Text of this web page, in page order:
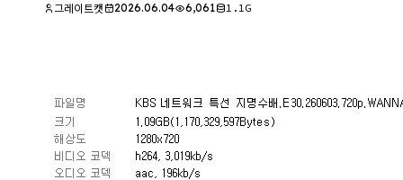
그레이트캣 2026.06.04 6,061 1.1G